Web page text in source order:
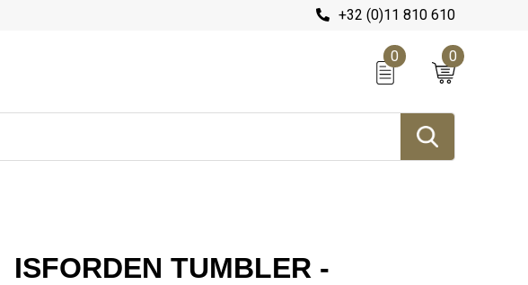
+32 (0)11 810 610
0 0
ISFORDEN TUMBLER -